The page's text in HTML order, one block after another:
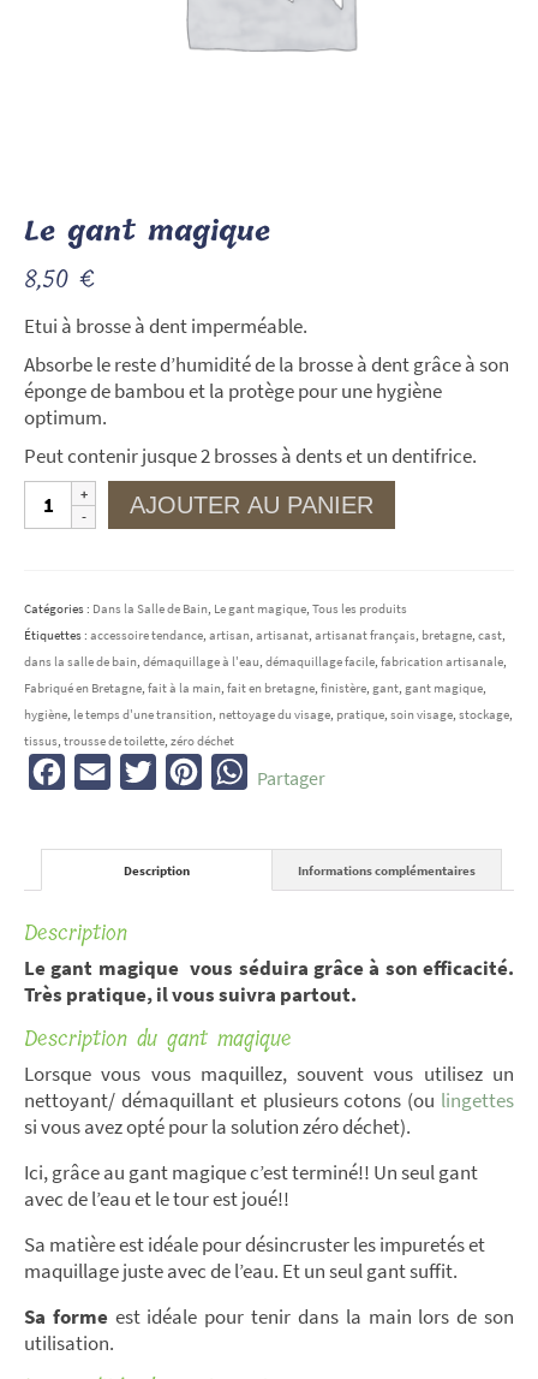
Le gant magique
8,50 €
Etui à brosse à dent imperméable.
Absorbe le reste d’humidité de la brosse à dent grâce à son
éponge de bambou et la protège pour une hygiène
optimum.
Peut contenir jusque 2 brosses à dents et un dentifrice.
quantité
de
magique
AJOUTER AU PANIER
Catégories : Dans la Salle de Bain, Le gant magique, Tous les produits
Étiquettes : accessoire tendance, artisan, artisanat, artisanat français, bretagne, cast,
dans la salle de bain, démaquillage à l'eau, démaquillage facile, fabrication artisanale,
Fabriqué en Bretagne, fait à la main, fait en bretagne, finistère, gant, gant magique,
hygiène, le temps d'une transition, nettoyage du visage, pratique, soin visage, stockage,
tissus, trousse de toilette, zéro déchet
FacebookEmail Twitter PinterestWhatsApp
Partager
Description Informations complémentaires
Description
Le gant magique vous séduira grâce à son efficacité.
Très pratique, il vous suivra partout.
Description du gant magique
Lorsque vous vous maquillez, souvent vous utilisez un
nettoyant/ démaquillant et plusieurs cotons (ou lingettes
si vous avez opté pour la solution zéro déchet).
Ici, grâce au gant magique c’est terminé!! Un seul gant
avec de l’eau et le tour est joué!!
Sa matière est idéale pour désincruster les impuretés et
maquillage juste avec de l’eau. Et un seul gant suffit.
Sa formeest idéale pour tenir dans la main lors de son
utilisation.